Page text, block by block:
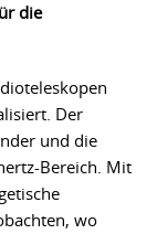
die
Der
und die
Bereich. Mit
wo